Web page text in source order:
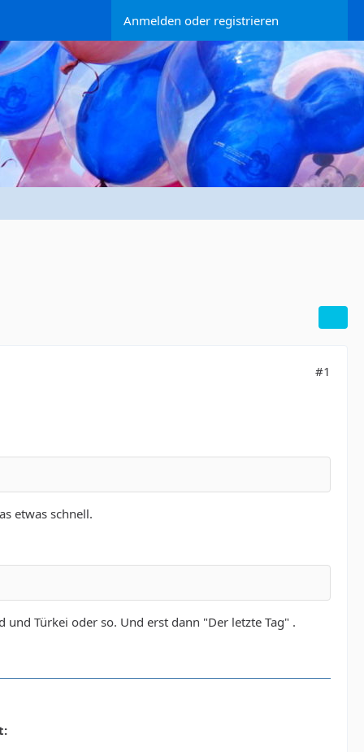
Anmelden oder registrieren
#1
etwas schnell.
Türkei oder so. Und erst dann "Der letzte Tag" .